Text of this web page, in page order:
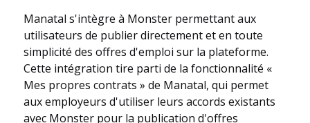
Manatal s'intègre à Monster permettant aux
utilisateurs de publier directement et en toute
simplicité des offres d'emploi sur la plateforme.
Cette intégration tire parti de la fonctionnalité «
Mes propres contrats » de Manatal, qui permet
aux employeurs d'utiliser leurs accords existants
avec Monster pour la publication d'offres